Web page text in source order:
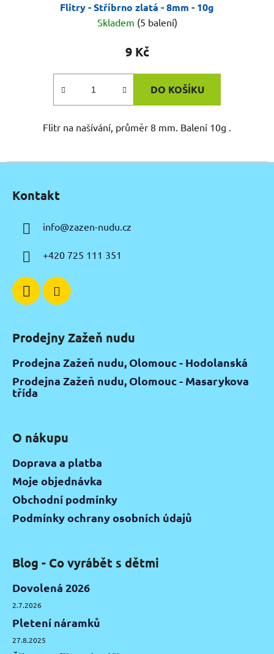
Flitry - Stříbrno zlatá - 8mm - 10g
Skladem (5 balení)
9 Kč
DO KOŠÍKU
Flitr na našívání, průměr 8 mm. Balení 10g .
Kontakt
info@zazen-nudu.cz
+420 725 111 351
Prodejny Zažeň nudu
Prodejna Zažeň nudu, Olomouc - Hodolanská
Prodejna Zažeň nudu, Olomouc - Masarykova
třída
O nákupu
Doprava a platba
Moje objednávka
Obchodní podmínky
Podmínky ochrany osobních údajů
Blog - Co vyrábět s dětmi
Dovolená 2026
2.7.2026
Pletení náramků
27.8.2025